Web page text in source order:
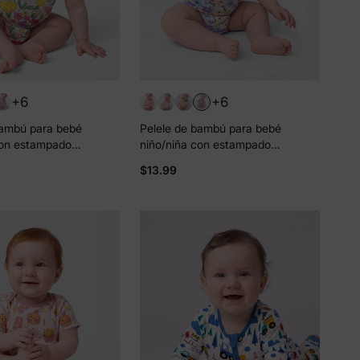
+6
para bebé
estampado
+6
Pelele de bambú para bebé
niño/niña con estampado
$13.99
en
15%